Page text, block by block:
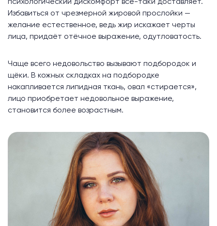
психологический дискомфорт всё-таки доставляет.
Избавиться от чрезмерной жировой прослойки —
желание естественное, ведь жир искажает черты
лица, придаёт отёчное выражение, одутловатость.
Чаще всего недовольство вызывают подбородок и
щёки. В кожных складках на подбородке
накапливается липидная ткань, овал «стирается»,
лицо приобретает недовольное выражение,
становится более возрастным.